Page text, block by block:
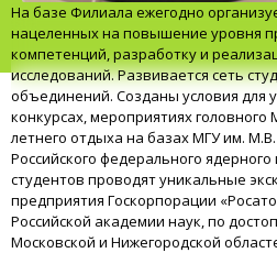
На базе Филиала ежегодно
нацеленных на повышение уровня
компетенций, разработку и
исследований. Развивается сеть
объединений. Созданы условия для
конкурсах, мероприятиях
летнего отдыха на базах МГУ им.
Российского федерального ядерного
студентов проводят уникальные
предприятия Госкорпорации
Российской академии наук, по
Московской и Нижегородской